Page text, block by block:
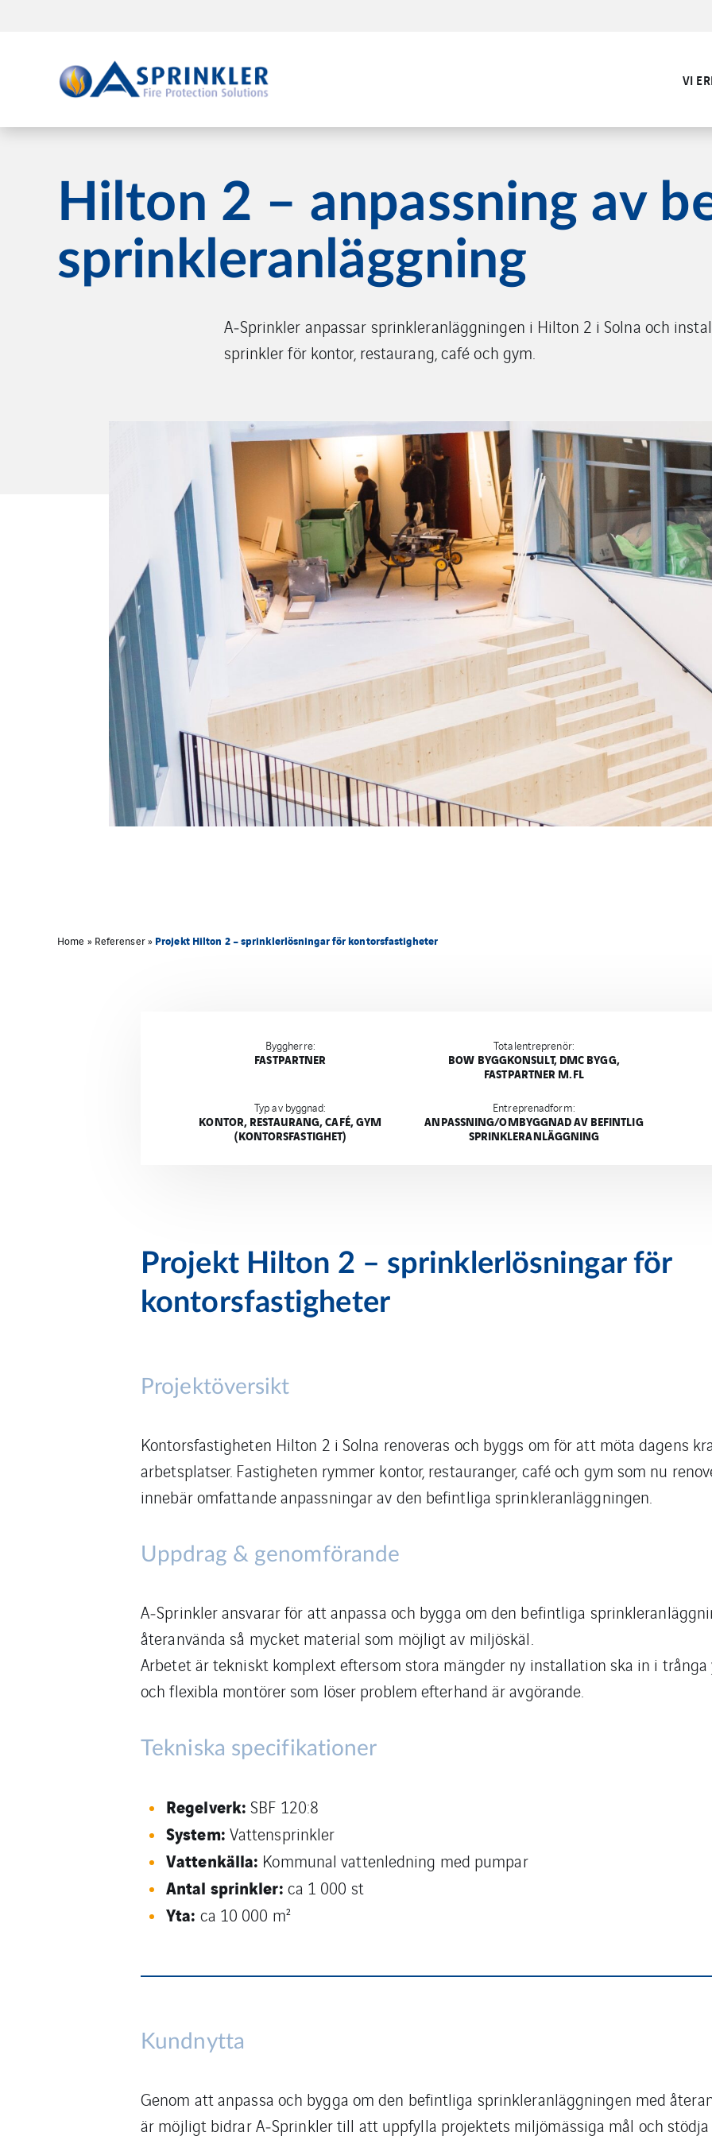
VI
Hilton 2 – anpassning av
sprinkleranläggning
A‑Sprinkler anpassar sprinkleranläggningen i Hilton 2 i Solna och
sprinkler för kontor, restaurang, café och gym.
Home » Referenser» Projekt Hilton 2 – sprinklerlösningar för kontorsfastigheter
Byggherre:
FASTPARTNER
Totalentreprenör:
BOW BYGGKONSULT, DMC BYGG,
FASTPARTNER M.FL
Typ av byggnad:
KONTOR, RESTAURANG, CAFÉ, GYM
(KONTORSFASTIGHET)
Entreprenadform:
ANPASSNING/OMBYGGNAD AV BEFINTLIG
SPRINKLERANLÄGGNING
Projekt Hilton 2 – sprinklerlösningar för
kontorsfastigheter
Projektöversikt
Kontorsfastigheten Hilton 2 i Solna renoveras och byggs om för att möta dagens
arbetsplatser. Fastigheten rymmer kontor, restauranger, café och gym som nu
innebär omfattande anpassningar av den befintliga sprinkleranläggningen.
Uppdrag & genomförande
A‑Sprinkler ansvarar för att anpassa och bygga om den befintliga
återanvända så mycket material som möjligt av miljöskäl.
Arbetet är tekniskt komplext eftersom stora mängder ny installation ska in i
och flexibla montörer som löser problem efterhand är avgörande.
Tekniska specifikationer
Regelverk: SBF 120:8
System: Vattensprinkler
Vattenkälla: Kommunal vattenledning med pumpar
Antal sprinkler: ca 1 000 st
Yta: ca 10 000 m²
Kundnytta
Genom att anpassa och bygga om den befintliga sprinkleranläggningen med
är möjligt bidrar A‑Sprinkler till att uppfylla projektets miljömässiga mål och